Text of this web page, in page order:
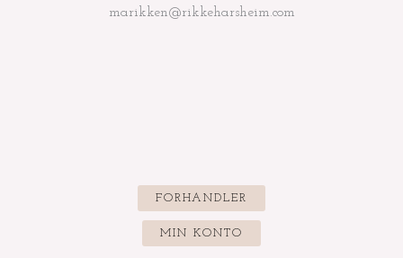
marikken@rikkeharsheim.com
FORHANDLER
MIN KONTO